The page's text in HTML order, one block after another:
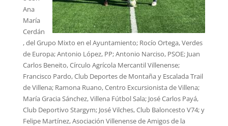
Ana
María
Cerdán
, del Grupo Mixto en el Ayuntamiento; Rocío Ortega, Verdes
de Europa; Antonio López, PP; Antonio Narciso, PSOE; Juan
Carlos Beneito, Círculo Agrícola Mercantil Villenense;
Francisco Pardo, Club Deportes de Montaña y Escalada Trail
de Villena; Ramona Ruano, Centro Excursionista de Villena;
María Gracia Sánchez, Villena Fútbol Sala; José Carlos Payá,
Club Deportivo Stargym; José Vilches, Club Baloncesto V74; y
Felipe Martínez, Asociación Villenense de Amigos de la